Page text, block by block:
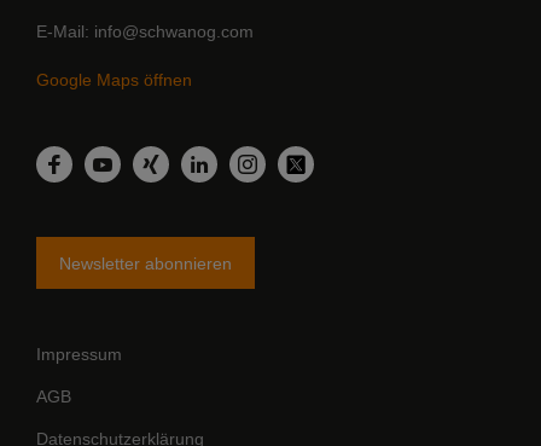
E-Mail info@schwanog.com
Google Maps öffnen
Facebook
YouTubeXing LinkedInInstagram
Twitter
Newsletter abonnieren
Impressum
AGB
Datenschutzerklärung